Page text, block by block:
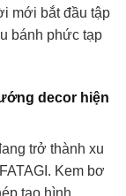
mới bắt đầu tập
bánh phức tạp
decor hiện
trở thành xu
Kem bơ
tạo hình